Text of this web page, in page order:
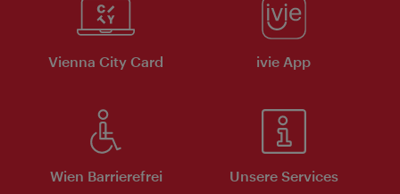
Vienna City Card ivie App
Wien Barrierefrei Unsere Services